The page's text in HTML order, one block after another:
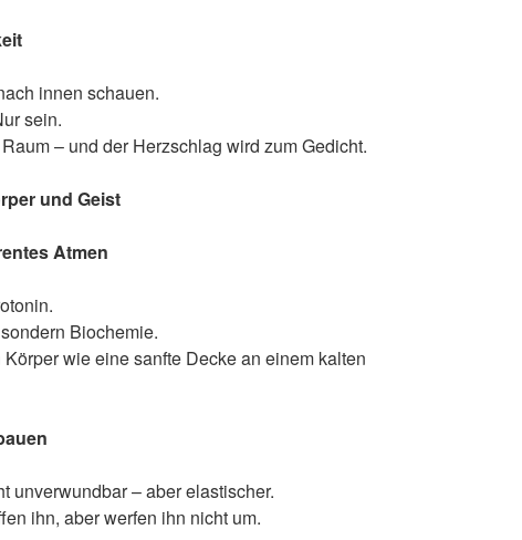
innen schauen.
sein.
– und der Herzschlag wird zum Gedicht.
rper und Geist
Atmen
Biochemie.
wie eine sanfte Decke an einem kalten
unverwundbar – aber elastischer.
ihn, aber werfen ihn nicht um.